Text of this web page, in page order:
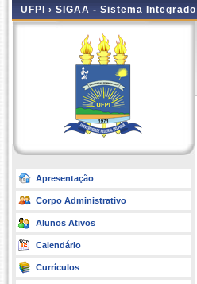
UFPI › SIGAA - Sistema
Apresentação
Corpo Administrativo
Alunos Ativos
Calendário
Currículos